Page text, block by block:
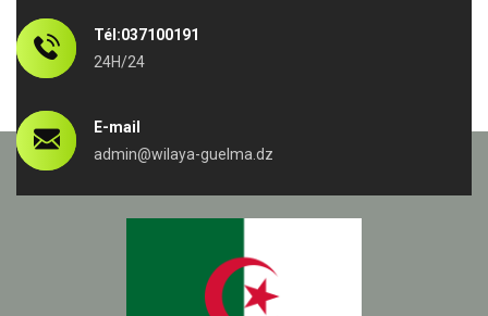
Tél:037100191
24H/24
E-mail
admin@wilaya-guelma.dz